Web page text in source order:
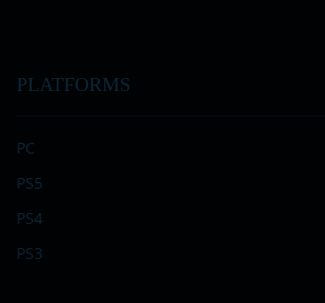
PLATFORMS
PC
PS5
PS4
PS3